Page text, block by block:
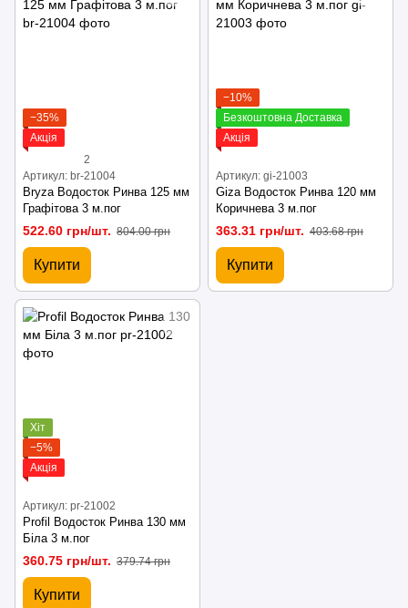
−35%
Акція
2
Артикул: br-21004
Bryza Водосток Ринва 125 мм
Графітова 3 м.пог
522.60 грн/шт. 804.00 грн
Купити
−10%
Безкоштовна Доставка
Акція
Артикул: gi-21003
Giza Водосток Ринва 120 мм
Коричнева 3 м.пог
363.31 грн/шт. 403.68 грн
Купити
Хіт
−5%
Акція
Артикул: pr-21002
Profil Водосток Ринва 130 мм
Біла 3 м.пог
360.75 грн/шт. 379.74 грн
Купити